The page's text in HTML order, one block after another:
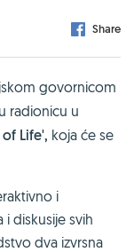
Share
govornicom
radionicu u
Life', koja će se
i
diskusije svih
dva izvrsna